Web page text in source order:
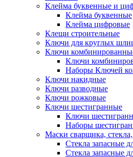
Клейма буквенные и
Клейма буквенные
Клейма цифровые
Клещи строительные
Ключи для круглых
Ключи
Ключи
Наборы Ключей
Ключи накидные
Ключи разводные
Ключи рожковые
Ключи шестигранные
Ключи
Наборы
Маски сварщика,
Стекла запасные
Стекла запасные